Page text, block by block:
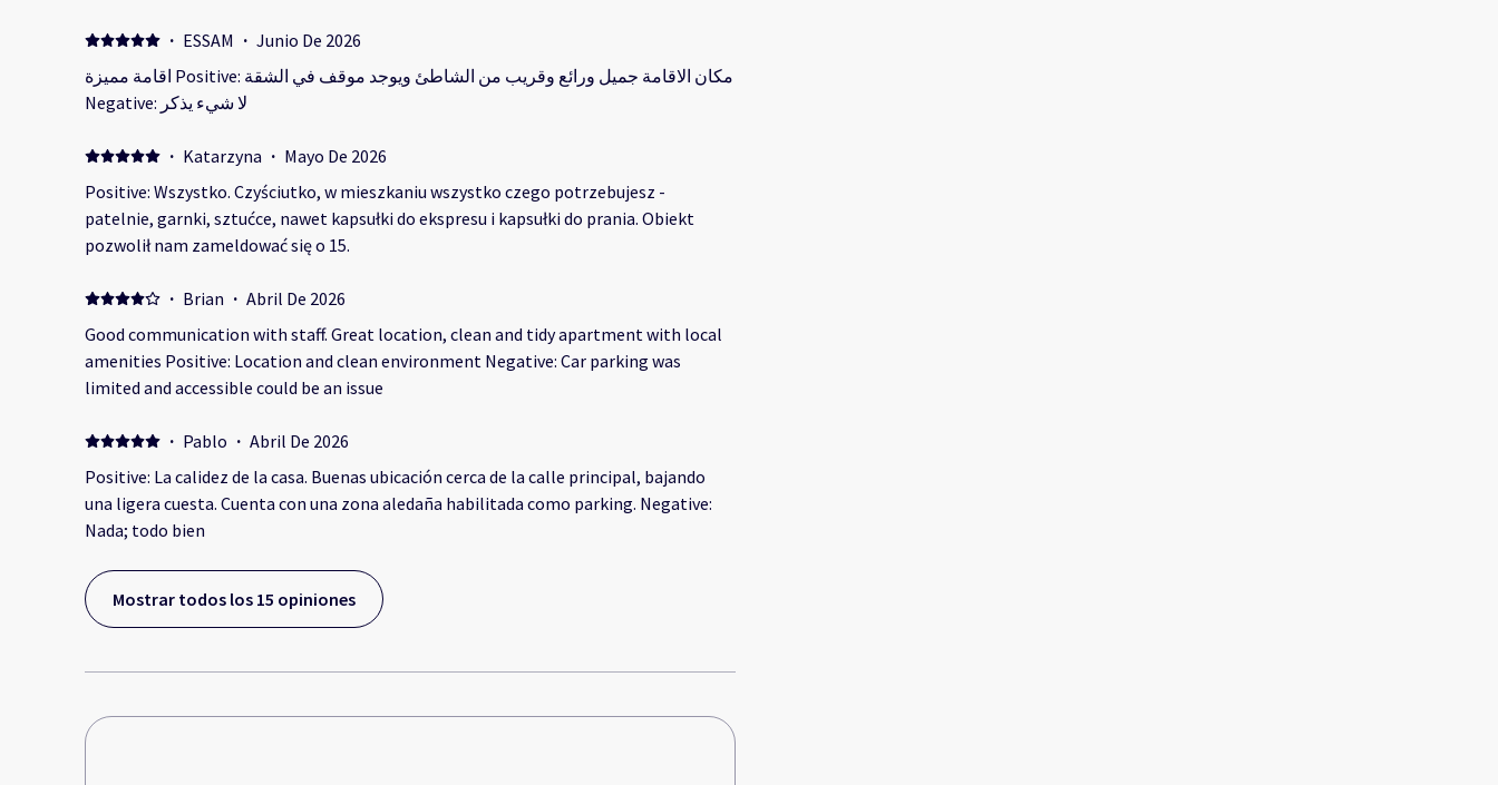
entrar a limpiar. Horroroso... 😢
· ESSAM · Junio De 2026
اقامة مميزة Positive: مكان الاقامة جميل ورائع وقريب من الشاطئ ويوجد موقف في الشقة
Negative: لا شيء يذكر
· Katarzyna · Mayo De 2026
Positive: Wszystko. Czyściutko, w mieszkaniu wszystko czego potrzebujesz -
patelnie, garnki, sztućce, nawet kapsułki do ekspresu i kapsułki do prania. Obiekt
pozwolił nam zameldować się o 15.
· Brian · Abril De 2026
Good communication with staff. Great location, clean and tidy apartment with local
amenities Positive: Location and clean environment Negative: Car parking was
limited and accessible could be an issue
· Pablo · Abril De 2026
Positive: La calidez de la casa. Buenas ubicación cerca de la calle principal, bajando
una ligera cuesta. Cuenta con una zona aledaña habilitada como parking. Negative:
Nada; todo bien
Mostrar todos los 15 opiniones